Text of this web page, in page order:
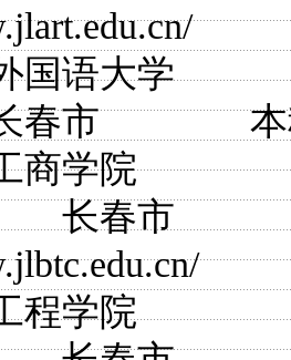
国语大学
长春
商学院
春
程学院